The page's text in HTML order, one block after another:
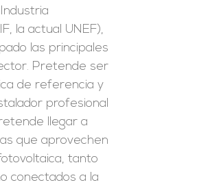
la actual UNEF),
las principales
Pretende ser
de referencia y
profesional
llegar a
que aprovechen
tanto
conectados a la